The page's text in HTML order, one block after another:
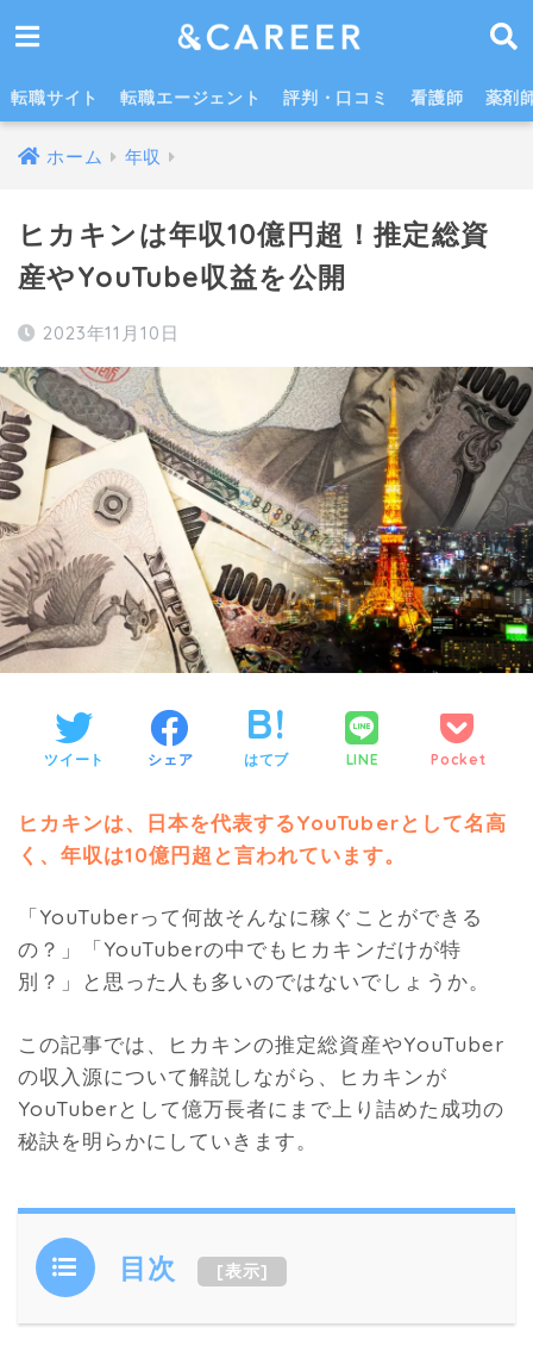
ヒカキンの総資産はどのくらい？成功した経緯や年収推移も紹介
転職サイト 転職エージェント 評判・口コミ 看護師 薬剤
ホーム 年収
ヒカキンは年収10億円超！推定総資
産やYouTube収益を公開
2023年11月10日
ツイート シェア はてブ LINE Pocket
ヒカキンは、日本を代表するYouTuberとして名高
く、年収は10億円超と言われています。
「YouTuberって何故そんなに稼ぐことができる
の？」「YouTuberの中でもヒカキンだけが特
別？」と思った人も多いのではないでしょうか。
この記事では、ヒカキンの推定総資産やYouTuber
の収入源について解説しながら、ヒカキンが
YouTuberとして億万長者にまで上り詰めた成功の
秘訣を明らかにしていきます。
目次 [表示]